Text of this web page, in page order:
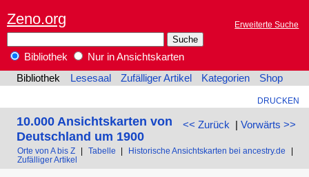
Zeno.org Erweiterte Suche
Bibliothek
Nur in Ansichtskarten
Bibliothek
Lesesaal Zufälliger Artikel Kategorien Shop
DRUCKEN
<< Zurück | Vorwärts >>
10.000 Ansichtskarten von
Deutschland um 1900
Orte von A bis Z Tabelle Historische Ansichtskarten bei ancestry.de
Zufälliger Artikel